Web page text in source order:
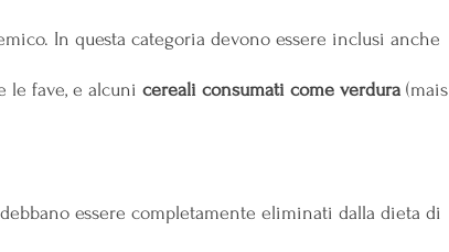
In questa categoria devono essere inclusi anche
le fave, e alcuni cereali consumati come verdura (mais
essere completamente eliminati dalla dieta di